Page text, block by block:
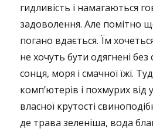
гидливість і намагаються
задоволення. Але помітно
погано вдається. Їм
не хочуть бути одягнені
сонця, моря і смачної їжі.
комп’ютерів і похмурих від
власної крутості
де трава зеленіша, вода